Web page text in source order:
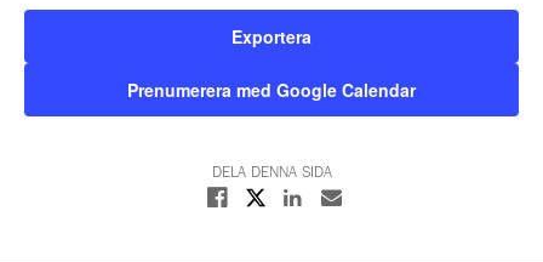
Exportera
Prenumerera med Google Calendar
DELA DENNA SIDA
Dela på Facebook
Dela på XDela på Linkedin
Dela med E-post